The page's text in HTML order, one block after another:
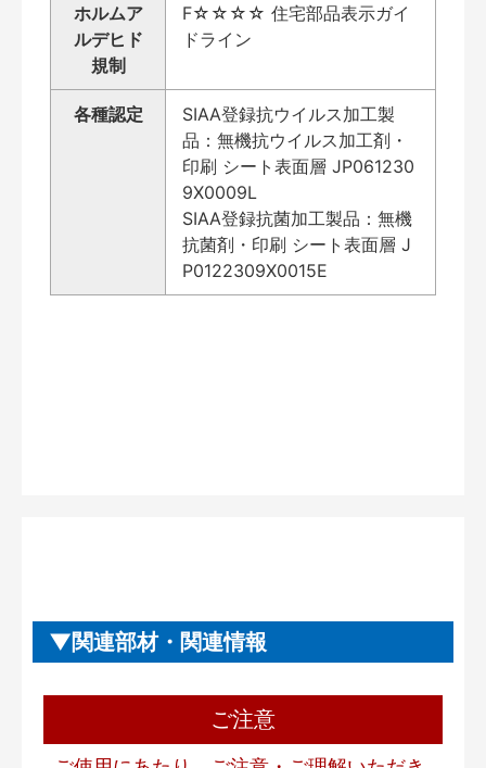
ホルムア
ルデヒド
規制
F☆☆☆☆ 住宅部品表示ガイ
ドライン
各種認定
SIAA登録抗ウイルス加工製
品：無機抗ウイルス加工剤・
印刷 シート表面層 JP061230
9X0009L
SIAA登録抗菌加工製品：無機
抗菌剤・印刷 シート表面層 J
P0122309X0015E
関連部材・関連情報
ご注意